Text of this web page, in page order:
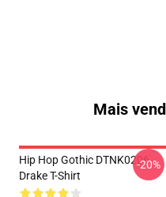
Mais
Hip Hop Gothic DTNK0206
Drake T-Shirt
-20%